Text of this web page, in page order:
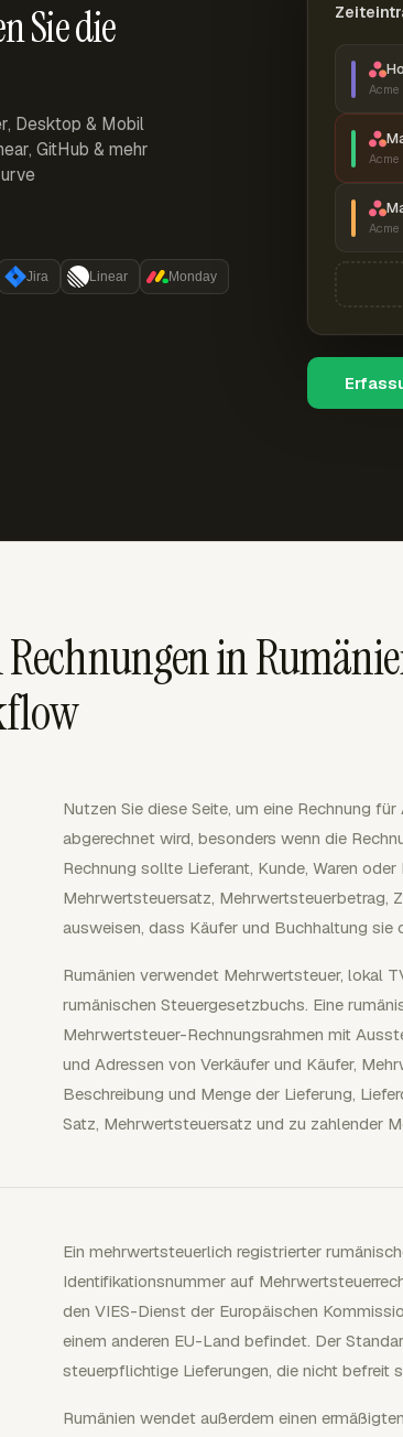
Sie die
Desktop & Mobil
GitHub & mehr
Jira Linear Monday
Acme
in
Nutzen Sie diese Seite, um eine Rechnung
abgerechnet wird, besonders wenn die
Rechnung sollte Lieferant, Kunde, Waren
Mehrwertsteuersatz, Mehrwertsteuerbetrag,
ausweisen, dass Käufer und Buchhaltung sie
Rumänien verwendet Mehrwertsteuer, lokal
rumänischen Steuergesetzbuchs. Eine
Mehrwertsteuer-Rechnungsrahmen mit
und Adressen von Verkäufer und Käufer,
Beschreibung und Menge der Lieferung,
Satz, Mehrwertsteuersatz und zu zahlender
Ein mehrwertsteuerlich registrierter
Identifikationsnummer auf
den VIES-Dienst der Europäischen
einem anderen EU-Land befindet. Der
steuerpflichtige Lieferungen, die nicht befreit
Rumänien wendet außerdem einen